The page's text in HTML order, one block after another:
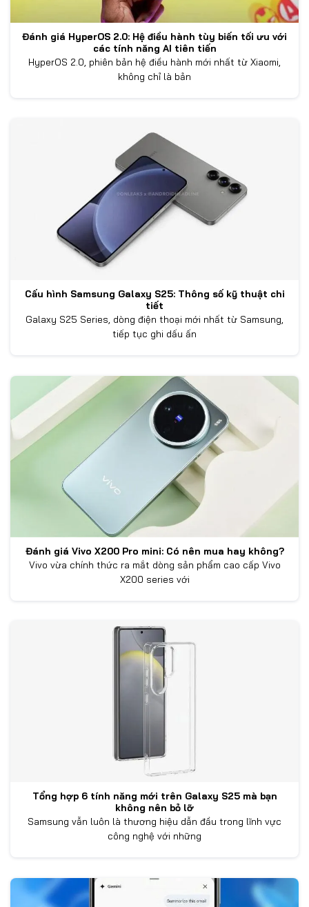
Đánh giá HyperOS 2.0: Hệ điều hành tùy biến tối ưu với
các tính năng AI tiên tiến
HyperOS 2.0, phiên bản hệ điều hành mới nhất từ Xiaomi,
không chỉ là bản
Cấu hình Samsung Galaxy S25: Thông số kỹ thuật chi
tiết
Galaxy S25 Series, dòng điện thoại mới nhất từ Samsung,
tiếp tục ghi dấu ấn
Đánh giá Vivo X200 Pro mini: Có nên mua hay không?
Vivo vừa chính thức ra mắt dòng sản phẩm cao cấp Vivo
X200 series với
Tổng hợp 6 tính năng mới trên Galaxy S25 mà bạn
không nên bỏ lỡ
Samsung vẫn luôn là thương hiệu dẫn đầu trong lĩnh vực
công nghệ với những